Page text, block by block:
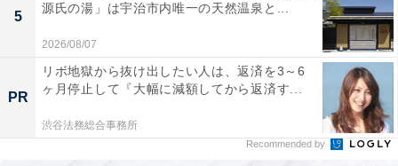
5
源氏の湯」は宇治市内唯一の天然温泉と...
2026/08/07
PR
リボ地獄から抜け出したい人は、返済を3～6
ヶ月停止して『大幅に減額してから返済す...
渋谷法務総合事務所
Recommended by